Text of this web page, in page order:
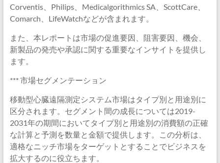
Corventis、Philips、Medicalgorithmics SA、ScottCare、
Comarch、LifeWatchなどが含まれます。
また、本レポートは市場の促進要因、阻害要因、機会、
新製品の発売や承認に関する重要なインサイトを提供し
ます。
*** 市場セグメンテーション
移動型心臓遠隔測定システム市場はタイプ別と用途別に
区分されます。セグメント間の成長については2019-
2031年の期間においてタイプ別と用途別の消費額の正確
な計算と予測を数量と金額で提供します。この分析は、
適格なニッチ市場をターゲットとすることでビジネスを
拡大するのに役立ちます。